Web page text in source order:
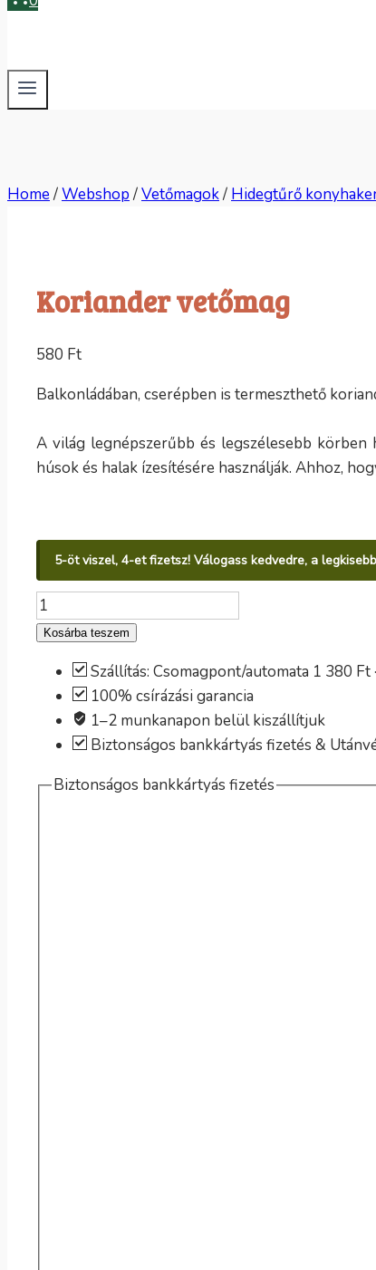
Home/Webshop /Vetőmagok/ Hidegtűrő
Koriander vetőmag
580 Ft
Balkonládában, cserépben is termeszthető
A világ legnépszerűbb és legszélesebb
húsok és halak ízesítésére használják. Ahhoz,
5-öt viszel, 4-et fizetsz! Válogass kedvedre, a
Koriander
vetőmag
Kosárba teszem
Szállítás: Csomagpont/automata 1 380 Ft
100% csírázási garancia
1–2 munkanapon belül kiszállítjuk
Biztonságos bankkártyás fizetés &
Biztonságos bankkártyás fizetés